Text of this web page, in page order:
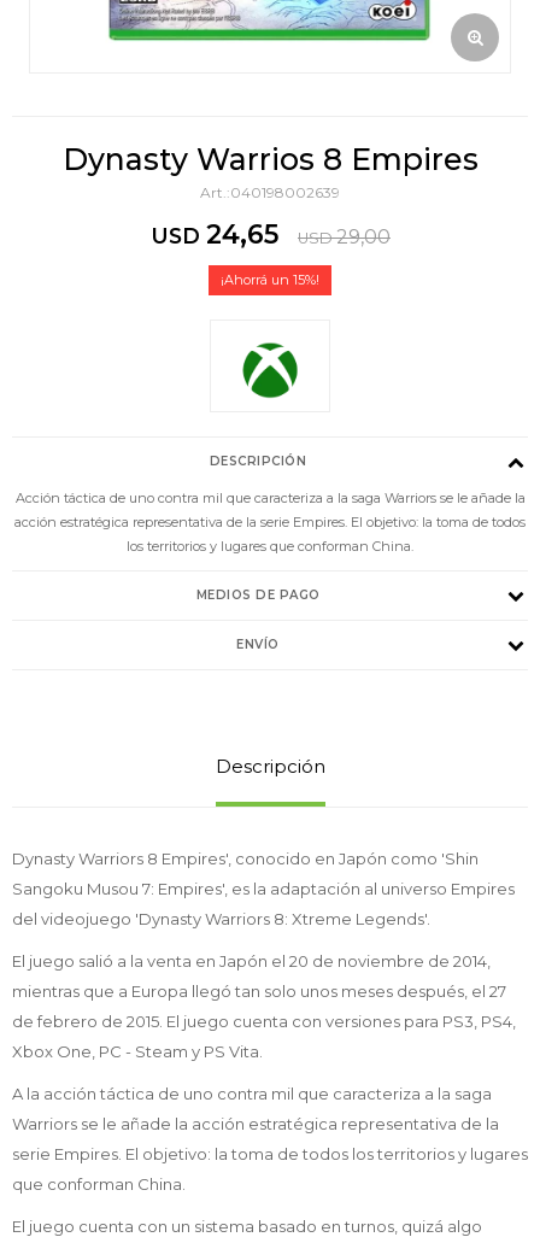
Dynasty Warrios 8 Empires
040198002639
USD 24,65 USD 29,00
15
DESCRIPCIÓN
Acción táctica de uno contra mil que caracteriza a la saga Warriors se le añade la
acción estratégica representativa de la serie Empires. El objetivo: la toma de todos
los territorios y lugares que conforman China.
MEDIOS DE PAGO
ENVÍO
Descripción
Dynasty Warriors 8 Empires', conocido en Japón como 'Shin
Sangoku Musou 7: Empires', es la adaptación al universo Empires
del videojuego 'Dynasty Warriors 8: Xtreme Legends'.
El juego salió a la venta en Japón el 20 de noviembre de 2014,
mientras que a Europa llegó tan solo unos meses después, el 27
de febrero de 2015. El juego cuenta con versiones para PS3, PS4,
Xbox One, PC - Steam y PS Vita.
A la acción táctica de uno contra mil que caracteriza a la saga
Warriors se le añade la acción estratégica representativa de la
serie Empires. El objetivo: la toma de todos los territorios y lugares
que conforman China.
El juego cuenta con un sistema basado en turnos, quizá algo